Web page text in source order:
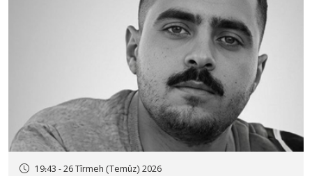
19:43 - 26 Tîrmeh (Temûz) 2026